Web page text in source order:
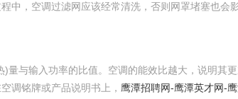
中，空调过滤网应该经常清洗，否则网罩堵塞也会
)量与输入功率的比值。空调的能效比越大，说明其
调铭牌或产品说明书上， 鹰潭招聘网-鹰潭英才网-